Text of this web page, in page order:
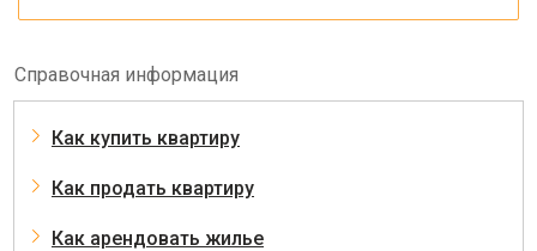
Справочная информация
Как купить квартиру
Как продать квартиру
Как арендовать жилье